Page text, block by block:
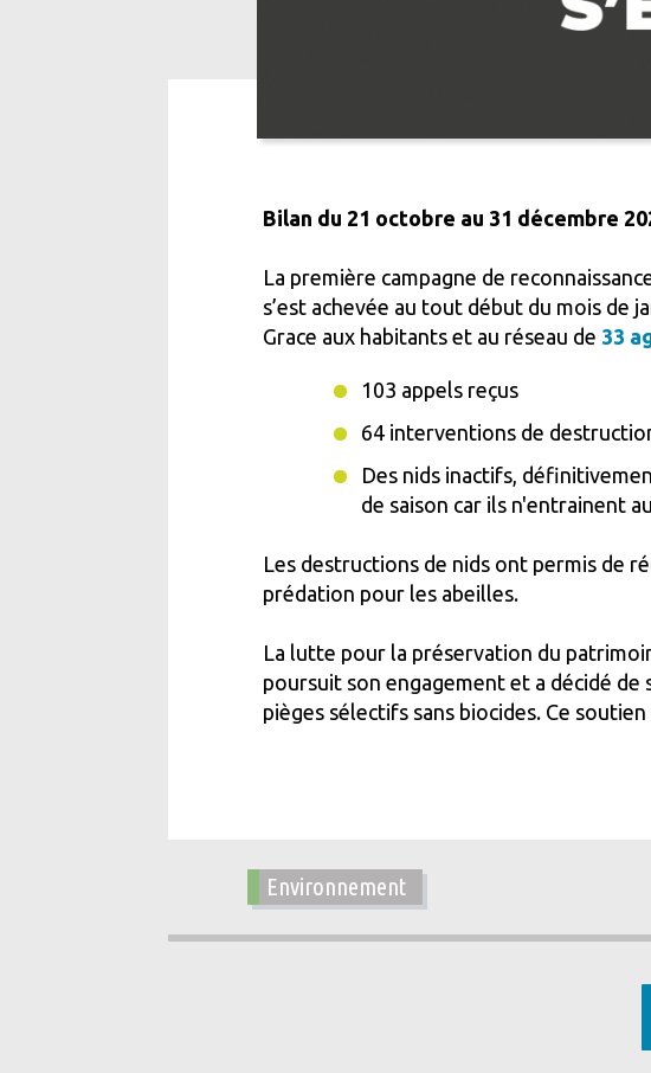
Bilan du 21 octobre au 31 décembre
La première campagne de
s’est achevée au tout début du mois de
Grace aux habitants et au réseau de 33
103 appels reçus
64 interventions de
Des nids inactifs,
de saison car ils n'entrainent
Les destructions de nids ont permis de
prédation pour les abeilles.
La lutte pour la préservation du
poursuit son engagement et a décidé de
pièges sélectifs sans biocides. Ce
Environnement